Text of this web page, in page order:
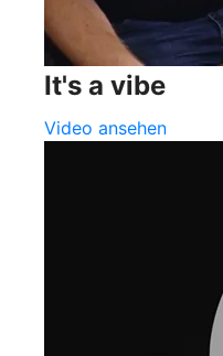
It's a vibe
Video ansehen